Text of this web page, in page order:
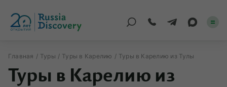
Каталог туров
Главная Туры Туры в Карелию Туры в Карелию из Тулы
Туры в Карелию из